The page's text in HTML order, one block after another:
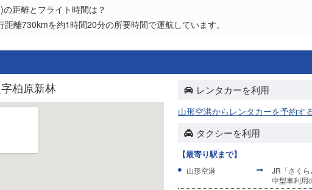
距離とフライト時間は？
離730kmを約1時間20分の所要時間で運航しています。
柏原新林 レンタカーを利用
山形空港からレンタカーを予約す
タクシーを利用
【最寄り駅まで】
山形空港
JR「さく
中型車利